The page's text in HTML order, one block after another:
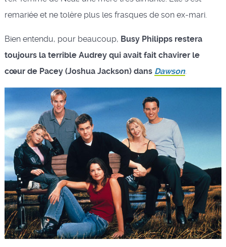
remariée et ne tolère plus les frasques de son ex-mari.
Bien entendu, pour beaucoup, Busy Philipps restera
toujours la terrible Audrey qui avait fait chavirer le
cœur de Pacey (Joshua Jackson) dans Dawson.